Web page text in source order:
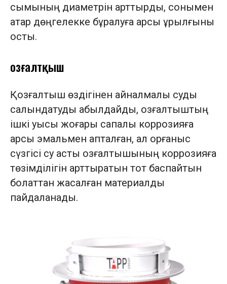
сымының диаметрін арттырдық, сонымен
қатар дөңгелекке бұралуға қарсы құрылғыны
қостық.
Қозғалтқыш
Қозғалтқыш өздігінен айналмалы суды
салқындатуды қабылдайды, қозғалтқыштың
ішкі қуысы жоғары сапалы коррозияға
қарсы эмальмен қапталған, ал қорғаныс
сүзгісі су асты қозғалтқышының коррозияға
төзімділігін арттыратын тот баспайтын
болаттан жасалған материалды
пайдаланады.